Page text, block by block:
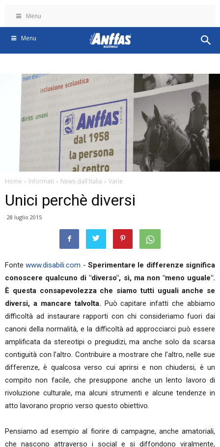
Menu
Menu
Home Informati News dall'Italia Varie
Unici perchè diversi
28 luglio 2015
Fontewww.disabili.com -Sperimentare le differenze significa
conoscere qualcuno di "diverso", sì, ma non "meno uguale".
È questa consapevolezza che siamo tutti uguali anche se
diversi, a mancare talvolta. Può capitare infatti che abbiamo
difficoltà ad instaurare rapporti con chi consideriamo fuori dai
canoni della normalità, e la difficoltà ad approcciarci può essere
amplificata da stereotipi o pregiudizi, ma anche solo da scarsa
contiguità con l’altro. Contribuire a mostrare che l’altro, nelle sue
differenze, è qualcosa verso cui aprirsi e non chiudersi, è un
compito non facile, che presuppone anche un lento lavoro di
rivoluzione culturale, ma alcuni strumenti e alcune tendenze in
atto lavorano proprio verso questo obiettivo.
Pensiamo ad esempio al fiorire di campagne, anche amatoriali,
che nascono attraverso i social e si diffondono viralmente,